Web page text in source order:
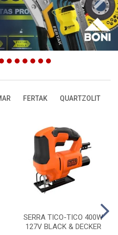
FERTAK QUARTZOLIT
SERRA TICO-TICO 400W
127V BLACK & DECKER